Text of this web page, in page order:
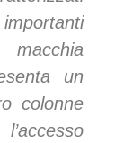
un
colonne